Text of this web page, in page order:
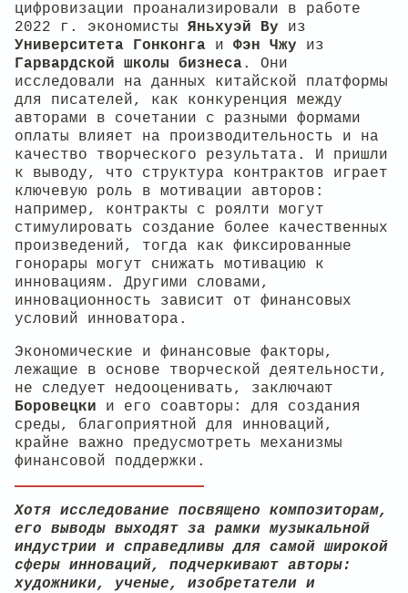
цифровизации проанализировали в работе
2022 г. экономисты Яньхуэй Ву из
Университета Гонконга и Фэн Чжу из
Гарвардской школы бизнеса. Они
исследовали на данных китайской платформы
для писателей, как конкуренция между
авторами в сочетании с разными формами
оплаты влияет на производительность и на
качество творческого результата. И пришли
к выводу, что структура контрактов играет
ключевую роль в мотивации авторов:
например, контракты с роялти могут
стимулировать создание более качественных
произведений, тогда как фиксированные
гонорары могут снижать мотивацию к
инновациям. Другими словами,
инновационность зависит от финансовых
условий инноватора.
Экономические и финансовые факторы,
лежащие в основе творческой деятельности,
не следует недооценивать, заключают
Боровецки и его соавторы: для создания
среды, благоприятной для инноваций,
крайне важно предусмотреть механизмы
финансовой поддержки.
Хотя исследование посвящено композиторам,
его выводы выходят за рамки музыкальной
индустрии и справедливы для самой широкой
сферы инноваций, подчеркивают авторы:
художники, ученые, изобретатели и